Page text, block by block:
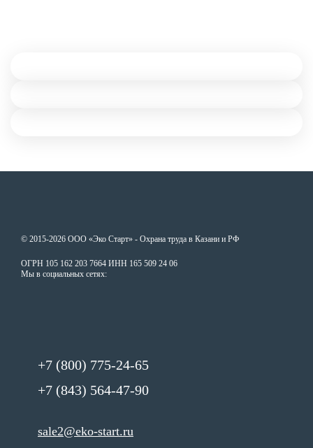
© 2015-2026 ООО «Эко Старт» - Охрана труда в Казани и РФ
ОГРН 105 162 203 7664 ИНН 165 509 24 06
Мы в социальных сетях:
+7 (800) 775-24-65
+7 (843) 564-47-90
sale2@eko-start.ru